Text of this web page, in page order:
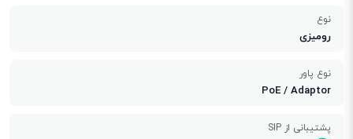
نوع
رومیزی
نوع پاور
PoE / Adaptor
پشتیبانی از SIP